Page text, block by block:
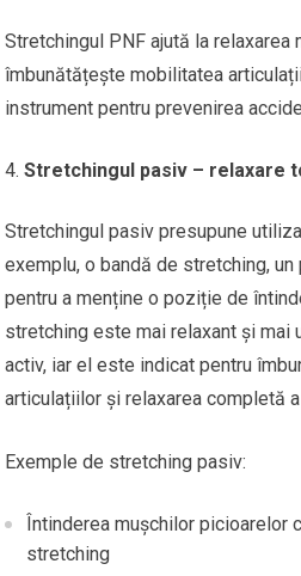
Stretchingul PNF ajută la
îmbunătățește mobilitatea
instrument pentru prevenirea
Stretchingul pasiv – relaxare
Stretchingul pasiv presupune
exemplu, o bandă de stretching,
pentru a menține o poziție de
stretching este mai relaxant și mai
activ, iar el este indicat pentru
articulațiilor și relaxarea completă
Exemple de stretching pasiv:
Întinderea mușchilor picioarelor
stretching